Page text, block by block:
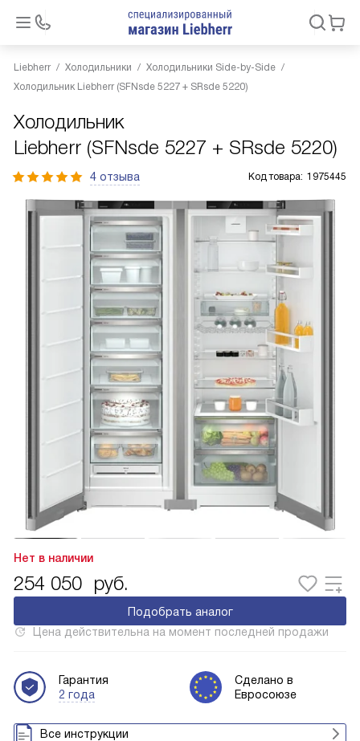
Liebherr Холодильники
Холодильники Side-by-Side
Холодильник Liebherr (SFNsde 5227 + SRsde 5220)
Холодильник
Liebherr (SFNsde 5227 + SRsde 5220)
4 отзыва Код товара: 1975445
Нет в наличии
254 050 руб.
Подобрать аналог
Цена действительна на момент последней продажи
Гарантия
2 года
Сделано в
Евросоюзе
Все инструкции